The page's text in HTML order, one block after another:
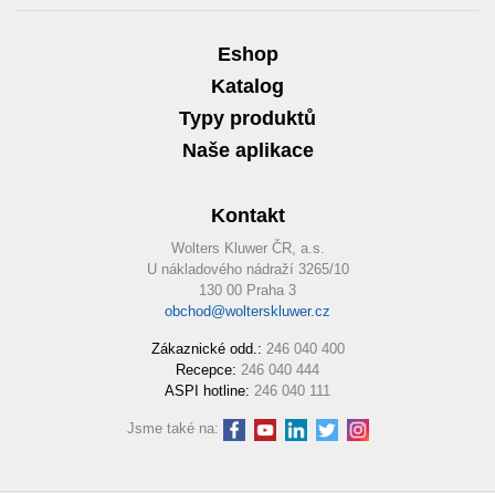
Eshop
Katalog
Typy produktů
Naše aplikace
Kontakt
Wolters Kluwer ČR, a.s.
U nákladového nádraží 3265/10
130 00 Praha 3
obchod@wolterskluwer.cz
Zákaznické odd.: 246 040 400
Recepce: 246 040 444
ASPI hotline: 246 040 111
Jsme také na: